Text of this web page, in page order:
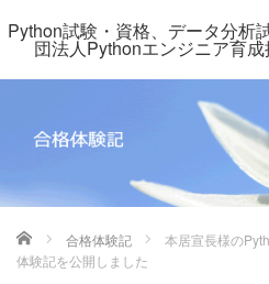
Python試験・資格、データ分析
団法人Pythonエンジニア育
ホーム 合格体験記
本居宣長様の
体験記を公開しました